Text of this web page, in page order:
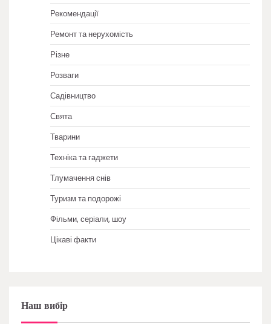
Рекомендації
Ремонт та нерухомість
Різне
Розваги
Садівництво
Свята
Тварини
Техніка та гаджети
Тлумачення снів
Туризм та подорожі
Фільми, серіали, шоу
Цікаві факти
Наш вибір